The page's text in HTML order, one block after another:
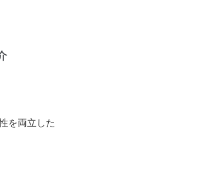
を両立した